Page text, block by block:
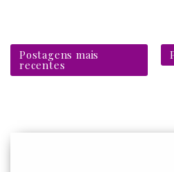
Postagens mais
recentes